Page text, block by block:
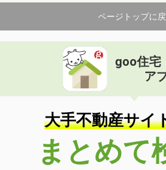
専有面積 89.62m²
間取り
3LDK
広島県広島市中区江波南２
価 格
2,399万円
住 所
広島県広島市
専有面積 89.62m²
間取り
3LDK
広島県広島市南区青崎２
価 格
1,800万円
ページトップに
goo住宅
ア
大手不動産サイ
まとめて